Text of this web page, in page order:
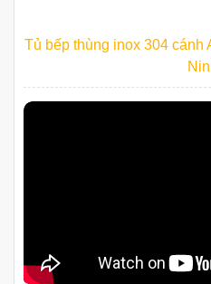
Tủ bếp thùng inox 304 cánh